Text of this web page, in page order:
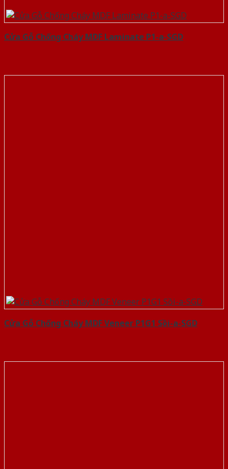
Cửa Gỗ Chống Cháy MDF Laminate P1-a-SGD
Cửa Gỗ Chống Cháy MDF Veneer P1G1 Sồi-a-SGD